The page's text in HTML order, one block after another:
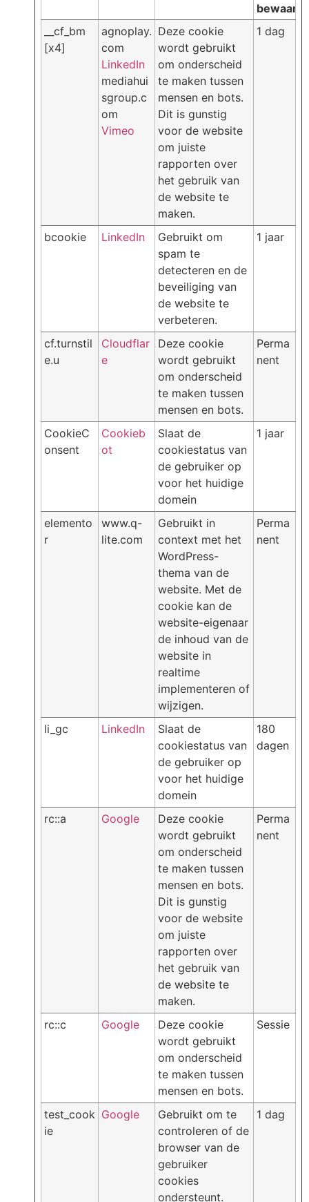
__cf_bm
[x4]
agnoplay.
com
LinkedIn
mediahui
sgroup.c
om
Vimeo
Deze cookie
wordt gebruikt
om onderscheid
te maken tussen
mensen en bots.
Dit is gunstig
voor de website
om juiste
rapporten over
het gebruik van
de website te
maken.
1 dag
bcookie LinkedIn
Gebruikt om
spam te
detecteren en de
beveiliging van
de website te
verbeteren.
1 jaar
cf.turnstil
e.u
Cloudflar
e
Deze cookie
wordt gebruikt
om onderscheid
te maken tussen
mensen en bots.
Perma
nent
CookieC
onsent
Cookieb
ot
Slaat de
cookiestatus van
de gebruiker op
voor het huidige
domein
1 jaar
elemento
r
www.q-
lite.com
Gebruikt in
context met het
WordPress-
thema van de
website. Met de
cookie kan de
website-eigenaar
de inhoud van de
website in
realtime
implementeren of
wijzigen.
Perma
nent
li_gc LinkedIn
Slaat de
cookiestatus van
de gebruiker op
voor het huidige
domein
180
dagen
rc::a Google
Deze cookie
wordt gebruikt
om onderscheid
te maken tussen
mensen en bots.
Dit is gunstig
voor de website
om juiste
rapporten over
het gebruik van
de website te
maken.
Perma
nent
rc::c Google
Deze cookie
wordt gebruikt
om onderscheid
te maken tussen
mensen en bots.
Sessie
test_cook
ie
Google
Gebruikt om te
controleren of de
browser van de
gebruiker
cookies
ondersteunt.
1 dag